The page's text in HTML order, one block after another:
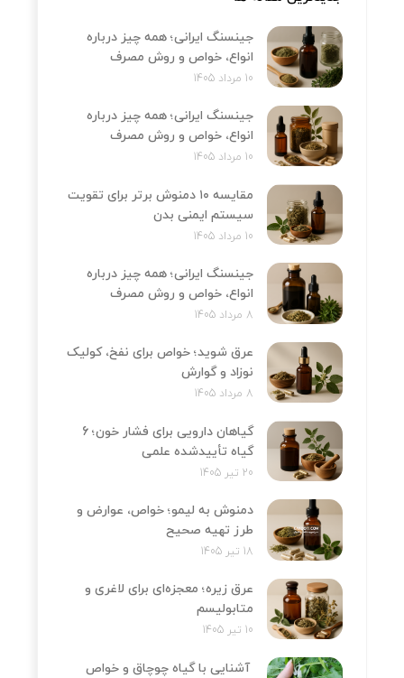
جینسنگ ایرانی؛ همه چیز درباره
انواع، خواص و روش مصرف
10 مرداد 1405
جینسنگ ایرانی؛ همه چیز درباره
انواع، خواص و روش مصرف
10 مرداد 1405
مقایسه ۱۰ دمنوش برتر برای تقویت
سیستم ایمنی بدن
10 مرداد 1405
جینسنگ ایرانی؛ همه چیز درباره
انواع، خواص و روش مصرف
8 مرداد 1405
عرق شوید؛ خواص برای نفخ، کولیک
نوزاد و گوارش
8 مرداد 1405
گیاهان دارویی برای فشار خون؛ 6
گیاه تأییدشده علمی
20 تیر 1405
دمنوش به لیمو؛ خواص، عوارض و
طرز تهیه صحیح
18 تیر 1405
عرق زیره؛ معجزه‌ای برای لاغری و
متابولیسم
10 تیر 1405
آشنایی با گیاه چوچاق و خواص